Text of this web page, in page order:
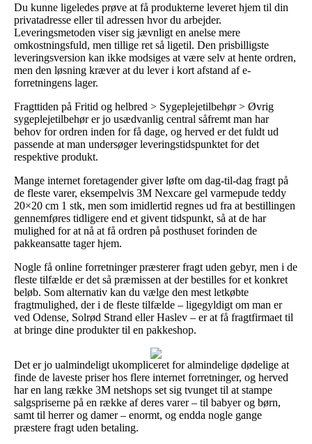
Du kunne ligeledes prøve at få produkterne leveret hjem til din
privatadresse eller til adressen hvor du arbejder.
Leveringsmetoden viser sig jævnligt en anelse mere
omkostningsfuld, men tillige ret så ligetil. Den prisbilligste
leveringsversion kan ikke modsiges at være selv at hente ordren,
men den løsning kræver at du lever i kort afstand af e-
forretningens lager.
Fragttiden på Fritid og helbred > Sygeplejetilbehør > Øvrig
sygeplejetilbehør er jo usædvanlig central såfremt man har
behov for ordren inden for få dage, og herved er det fuldt ud
passende at man undersøger leveringstidspunktet for det
respektive produkt.
Mange internet foretagender giver løfte om dag-til-dag fragt på
de fleste varer, eksempelvis 3M Nexcare gel varmepude teddy
20×20 cm 1 stk, men som imidlertid regnes ud fra at bestillingen
gennemføres tidligere end et givent tidspunkt, så at de har
mulighed for at nå at få ordren på posthuset forinden de
pakkeansatte tager hjem.
Nogle få online forretninger præsterer fragt uden gebyr, men i de
fleste tilfælde er det så præmissen at der bestilles for et konkret
beløb. Som alternativ kan du vælge den mest letkøbte
fragtmulighed, der i de fleste tilfælde – ligegyldigt om man er
ved Odense, Solrød Strand eller Haslev – er at få fragtfirmaet til
at bringe dine produkter til en pakkeshop.
Det er jo ualmindeligt ukompliceret for almindelige dødelige at
finde de laveste priser hos flere internet forretninger, og herved
har en lang række 3M netshops set sig tvunget til at stampe
salgspriserne på en række af deres varer – til babyer og børn,
samt til herrer og damer – enormt, og endda nogle gange
præstere fragt uden betaling.